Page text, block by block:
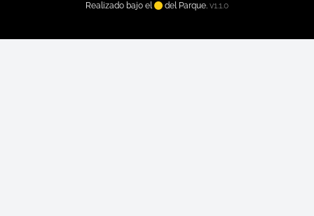
Realizado bajo el
del Parque. v1.1.0